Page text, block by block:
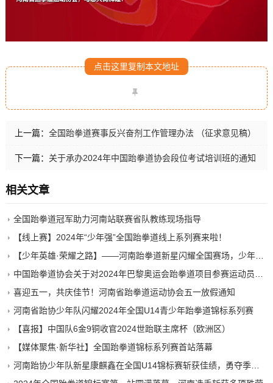
点击这里复制本文地址
上一篇： 全国跆拳道赛事反兴奋剂工作管理办法 （征求意见稿）
下一篇： 关于承办2024年中国跆拳道协会段位考试培训班的通知
相关文章
全国跆拳道冠军助力河南站联赛省队教练现场指导
【线上赛】2024年“少年强”全国跆拳道线上系列赛来啦！
【少年英雄·荣耀之路】——河南跆拳道新星闪耀全国赛场，少年英豪展风采
中国跆拳道协会关于对2024年巴黎奥运会跆拳道项目参赛运动员名单公示的通知
喜迎五一，共庆佳节！河南省跆拳道运动协会五一放假通知
河南省跆协少年队闪耀2024年全国U14青少年跆拳道锦标系列赛
【喜报】中国队6金9铜收官2024世跆联主席杯（欧洲区）
【媒体聚焦·新华社】全国跆拳道锦标系列赛首站落幕
河南跆协少年队新星康麒鑫在全国U14锦标赛斩获佳绩，勇夺季军进军少年赛决赛